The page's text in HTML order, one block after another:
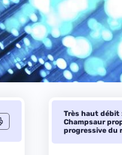
Très haut débit
Champsaur
progressive du